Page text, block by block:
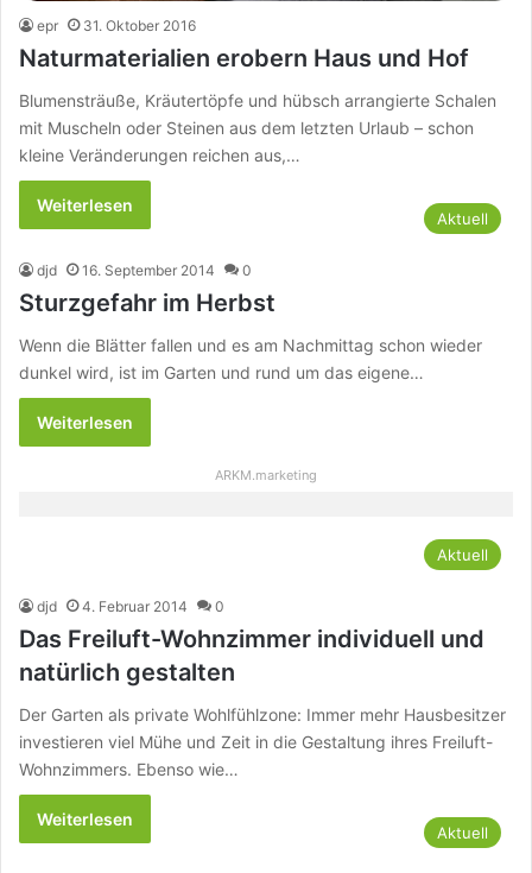
epr 31. Oktober 2016
Naturmaterialien erobern Haus und Hof
Blumensträuße, Kräutertöpfe und hübsch arrangierte Schalen
mit Muscheln oder Steinen aus dem letzten Urlaub – schon
kleine Veränderungen reichen aus,…
Weiterlesen
Aktuell
djd 16. September 2014 0
Sturzgefahr im Herbst
Wenn die Blätter fallen und es am Nachmittag schon wieder
dunkel wird, ist im Garten und rund um das eigene…
Weiterlesen
ARKM.marketing
Aktuell
djd 4. Februar 2014 0
Das Freiluft-Wohnzimmer individuell und
natürlich gestalten
Der Garten als private Wohlfühlzone: Immer mehr Hausbesitzer
investieren viel Mühe und Zeit in die Gestaltung ihres Freiluft-
Wohnzimmers. Ebenso wie…
Weiterlesen
Aktuell